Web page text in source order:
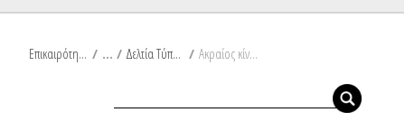
Επικαιρότητα / Δελτία Τύπου / Ακραίος κίνδυνος πυρκαγιάς – Κατάσταση Συναγερμού Επιχειρησιακή ετοιμότητα του Πυροσβεστικού Σώματος σύμφωνα με τον δείκτη πρόβλεψης κινδύνου πυρκαγιάς στις 12-08-2024